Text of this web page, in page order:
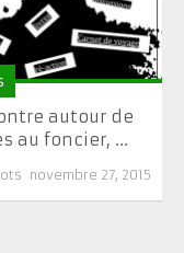
autour de
au foncier, ...
novembre 27, 2015